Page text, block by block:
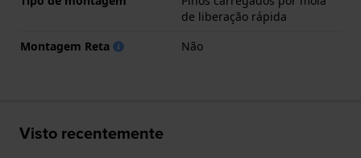
de liberação rápida
Montagem Reta
Não
Visto recentemente